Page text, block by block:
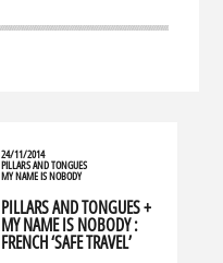
24/11/2014
PILLARS AND TONGUES
MY NAME IS NOBODY
PILLARS AND TONGUES +
MY NAME IS NOBODY :
FRENCH ‘SAFE TRAVEL’